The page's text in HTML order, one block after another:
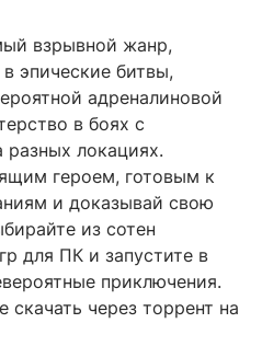
взрывной жанр,
эпические битвы,
адреналиновой
в боях с
локациях.
героем, готовым к
и доказывай свою
из сотен
для ПК и запустите в
приключения.
через торрент на